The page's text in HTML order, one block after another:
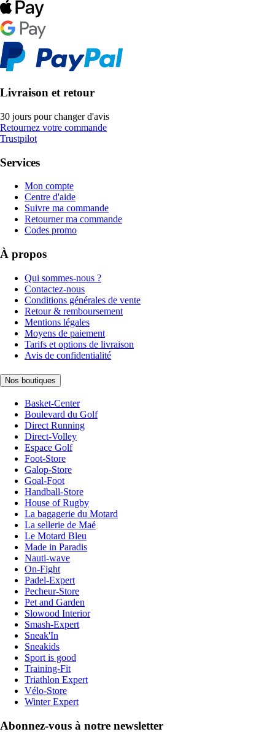
Livraison et retour
30 jours pour changer d'avis
Retournez votre commande
Trustpilot
Services
Mon compte
Centre d'aide
Suivre ma commande
Retourner ma commande
Codes promo
À propos
Qui sommes-nous ?
Contactez-nous
Conditions générales de vente
Retour & remboursement
Mentions légales
Moyens de paiement
Tarifs et options de livraison
Avis de confidentialité
Nos boutiques
Basket-Center
Boulevard du Golf
Direct Running
Direct-Volley
Espace Golf
Foot-Store
Galop-Store
Goal-Foot
Handball-Store
House of Rugby
La bagagerie du Motard
La sellerie de Maé
Le Motard Bleu
Made in Paradis
Nauti-wave
On-Fight
Padel-Expert
Pecheur-Store
Pet and Garden
Slowood Interior
Smash-Expert
Sneak'In
Sneakids
Sport is good
Training-Fit
Triathlon Expert
Vélo-Store
Winter Expert
Abonnez-vous à notre newsletter